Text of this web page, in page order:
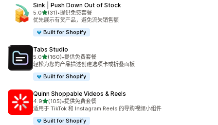
Sink | Push Down Out of Stock
5.0星（满分 5 星）
(31)
总共 31 条评论
•提供免费套餐
优先展示有货产品，避免流失销售额
Built for Shopify
Tabs Studio
5.0星（满分 5 星）
(160)
总共 160 条评论
•提供免费套餐
轻松为您的产品描述创建选项卡或折叠面板
Built for Shopify
Quinn Shoppable Videos & Reels
4.9星（满分 5 星）
(105)
总共 105 条评论
•提供免费套餐
适用于 TikTok 和 Instagram Reels 的导购视频小组件
Built for Shopify